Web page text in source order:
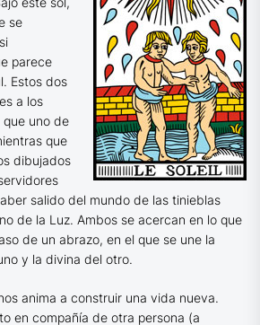
se
parece
Estos dos
a los
uno de
que
dibujados
salido del mundo de las tinieblas
de la Luz. Ambos se acercan en lo que
de un abrazo, en el que se une la
y la divina del otro.
anima a construir una vida nueva.
en compañía de otra persona (a